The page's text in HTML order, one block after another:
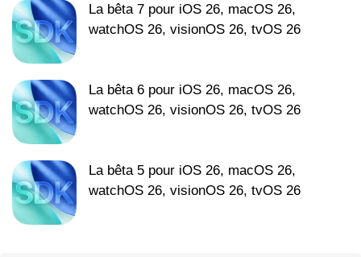
La bêta 7 pour iOS 26, macOS 26,
watchOS 26, visionOS 26, tvOS 26
La bêta 6 pour iOS 26, macOS 26,
watchOS 26, visionOS 26, tvOS 26
La bêta 5 pour iOS 26, macOS 26,
watchOS 26, visionOS 26, tvOS 26